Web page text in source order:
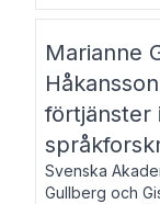
Marianne
förtjänster
Svenska
Gullberg och